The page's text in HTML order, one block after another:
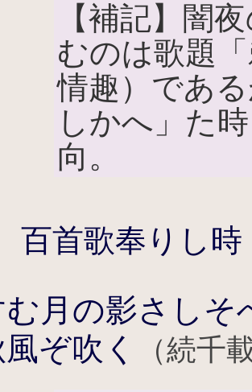
【補記】闇
むのは歌題
情趣）であ
しかへ」た
向。
百首歌奉りし時
む月の影さしそ
ぞ吹く
（続千